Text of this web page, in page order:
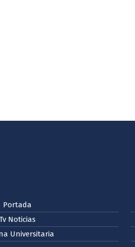
Portada
Noticias
Universitaria